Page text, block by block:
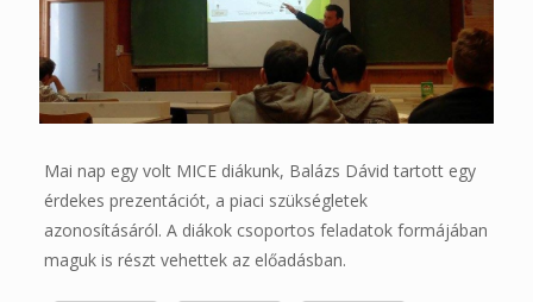
​Mai nap egy volt MICE diákunk, Balázs Dávid tartott egy
érdekes prezentációt, a piaci szükségletek
azonosításáról. A diákok csoportos feladatok formájában
maguk is részt vehettek az előadásban.